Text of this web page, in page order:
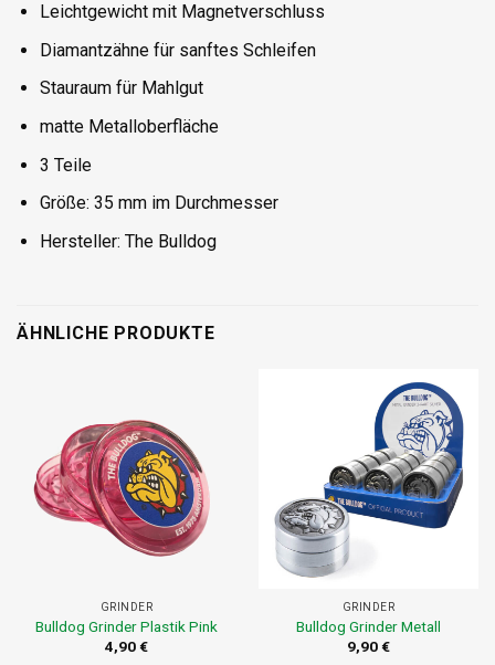
Leichtgewicht mit Magnetverschluss
Diamantzähne für sanftes Schleifen
Stauraum für Mahlgut
matte Metalloberfläche
3 Teile
Größe: 35 mm im Durchmesser
Hersteller: The Bulldog
ÄHNLICHE PRODUKTE
GRINDER
Bulldog Grinder Plastik Pink
4,90€
GRINDER
Bulldog Grinder Metall
9,90€